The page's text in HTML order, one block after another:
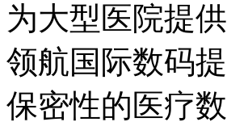
为大型医院提
领航国际数码提
保密性的医疗数